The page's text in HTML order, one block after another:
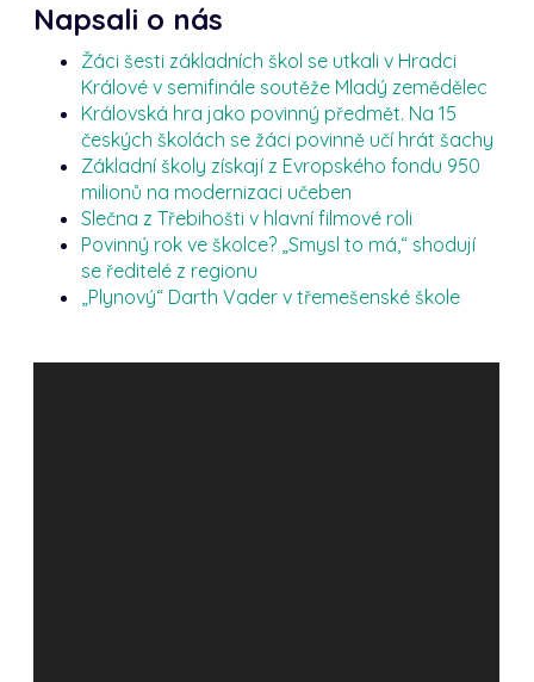
Napsali o nás
Žáci šesti základních škol se utkali v Hradci
Králové v semifinále soutěže Mladý zemědělec
Královská hra jako povinný předmět. Na 15
českých školách se žáci povinně učí hrát šachy
Základní školy získají z Evropského fondu 950
milionů na modernizaci učeben
Slečna z Třebihošti v hlavní filmové roli
Povinný rok ve školce? „Smysl to má,“ shodují
se ředitelé z regionu
„Plynový“ Darth Vader v třemešenské škole